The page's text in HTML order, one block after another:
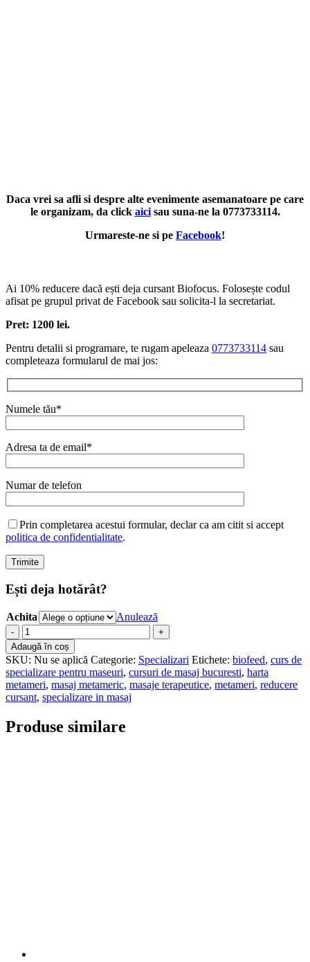
Daca vrei sa afli si despre alte evenimente asemanatoare pe care
le organizam, da click aicisau suna-ne la 0773733114.
Urmareste-ne si pe Facebook!
Ai 10% reducere dacă ești deja cursant Biofocus. Folosește codul
afisat pe grupul privat de Facebook sau solicita-l la secretariat.
Pret: 1200 lei.
Pentru detalii si programare, te rugam apeleaza 0773733114 sau
completeaza formularul de mai jos:
Numele tău*
Adresa ta de email*
Numar de telefon
Prin completarea acestui formular, declar ca am citit si accept
politica de confidentialitate.
Ești deja hotărât?
Achita
Anulează
Cantitate
Curs
Masajul
Metameric
Adaugă în coș
SKU: Nu se aplică Categorie: Specializari Etichete: biofeed, curs de
specializare pentru maseuri, cursuri de masaj bucuresti, harta
metameri, masaj metameric, masaje terapeutice, metameri, reducere
cursant, specializare in masaj
Produse similare